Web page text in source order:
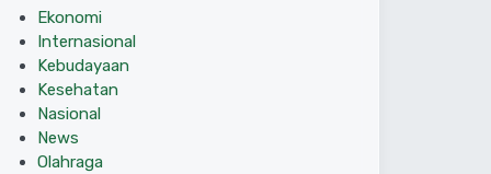
Ekonomi
Internasional
Kebudayaan
Kesehatan
Nasional
News
Olahraga